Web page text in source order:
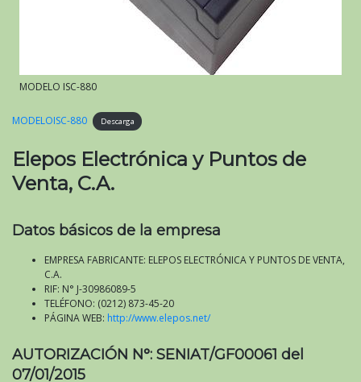
MODELO ISC-880
MODELOISC-880 Descarga
Elepos Electrónica y Puntos de
Venta, C.A.
Datos básicos de la empresa
EMPRESA FABRICANTE: ELEPOS ELECTRÓNICA Y PUNTOS DE VENTA,
C.A.
RIF: N° J-30986089-5
TELÉFONO: (0212) 873-45-20
PÁGINA WEB: http://www.elepos.net/
AUTORIZACIÓN N°: SENIAT/GF00061 del
07/01/2015